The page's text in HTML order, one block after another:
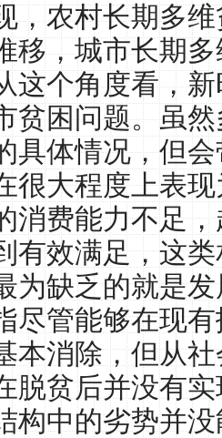
，农村长期多
移，城市长期
这个角度看，
贫困问题。虽
具体情况，但
很大程度上表
消费能力不足
有效满足，这
为缺乏的就是
尽管能够在现
本消除，但从
脱贫后并没有
构中的劣势并